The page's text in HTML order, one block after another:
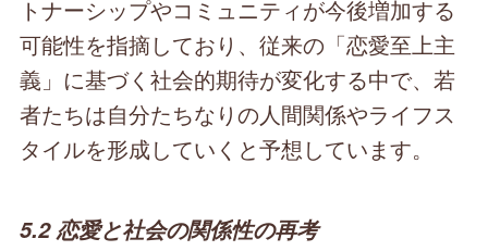
トナーシップやコミュニティが今後増加する
可能性を指摘しており、従来の「恋愛至上主
義」に基づく社会的期待が変化する中で、若
者たちは自分たちなりの人間関係やライフス
タイルを形成していくと予想しています。
5.2 恋愛と社会の関係性の再考